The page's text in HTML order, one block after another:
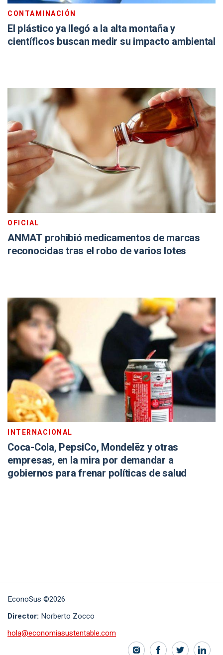
CONTAMINACIÓN
El plástico ya llegó a la alta montaña y
científicos buscan medir su impacto ambiental
OFICIAL
ANMAT prohibió medicamentos de marcas
reconocidas tras el robo de varios lotes
INTERNACIONAL
Coca-Cola, PepsiCo, Mondelēz y otras
empresas, en la mira por demandar a
gobiernos para frenar políticas de salud
EconoSus ©2026
Director: Norberto Zocco
hola@economiasustentable.com